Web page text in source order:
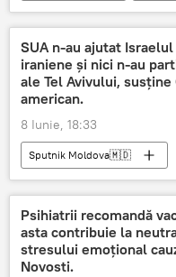
Submarine
SUA n-au ajutat
iraniene și nici n-au
ale Tel Avivului,
american.
8 Iunie, 18:33
Sputnik Moldova🇲🇩
Psihiatrii recomandă
asta contribuie la
stresului emoțional
Novosti.